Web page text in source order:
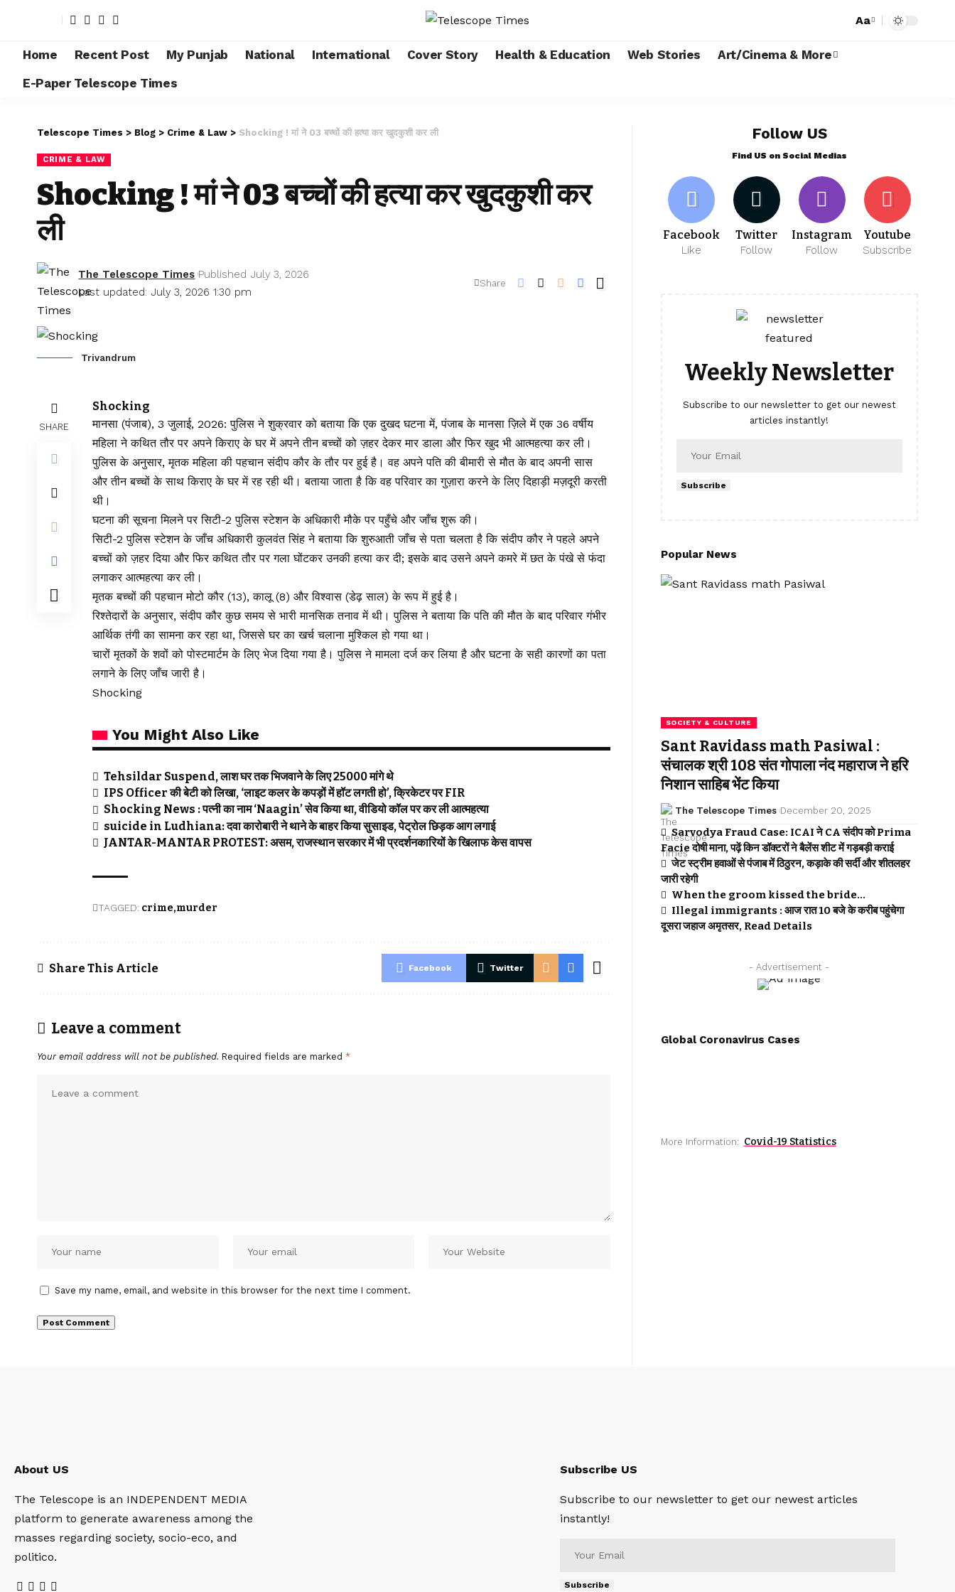
Aa
Home Recent Post My Punjab National International Cover Story Health & Education Web Stories
Art/Cinema & More
E-Paper Telescope Times
Telescope Times > Blog > Crime & Law > Shocking ! मां ने 03 बच्चों की हत्या कर खुदकुशी कर ली
CRIME & LAW
Shocking ! मां ने 03 बच्चों की हत्या कर खुदकुशी कर
ली
Last updated: July 3, 2026 1:30 pm
The Telescope Times Published July 3, 2026
Share
Trivandrum
SHARE
Shocking
मानसा (पंजाब), 3 जुलाई, 2026: पुलिस ने शुक्रवार को बताया कि एक दुखद घटना में, पंजाब के मानसा ज़िले में एक 36 वर्षीय
महिला ने कथित तौर पर अपने किराए के घर में अपने तीन बच्चों को ज़हर देकर मार डाला और फिर खुद भी आत्महत्या कर ली।
पुलिस के अनुसार, मृतक महिला की पहचान संदीप कौर के तौर पर हुई है। वह अपने पति की बीमारी से मौत के बाद अपनी सास
और तीन बच्चों के साथ किराए के घर में रह रही थी। बताया जाता है कि वह परिवार का गुज़ारा करने के लिए दिहाड़ी मज़दूरी करती
थी।
घटना की सूचना मिलने पर सिटी-2 पुलिस स्टेशन के अधिकारी मौके पर पहुँचे और जाँच शुरू की।
सिटी-2 पुलिस स्टेशन के जाँच अधिकारी कुलवंत सिंह ने बताया कि शुरुआती जाँच से पता चलता है कि संदीप कौर ने पहले अपने
बच्चों को ज़हर दिया और फिर कथित तौर पर गला घोंटकर उनकी हत्या कर दी; इसके बाद उसने अपने कमरे में छत के पंखे से फंदा
लगाकर आत्महत्या कर ली।
मृतक बच्चों की पहचान मोटो कौर (13), कालू (8) और विश्वास (डेढ़ साल) के रूप में हुई है।
रिश्तेदारों के अनुसार, संदीप कौर कुछ समय से भारी मानसिक तनाव में थी। पुलिस ने बताया कि पति की मौत के बाद परिवार गंभीर
आर्थिक तंगी का सामना कर रहा था, जिससे घर का खर्च चलाना मुश्किल हो गया था।
चारों मृतकों के शवों को पोस्टमार्टम के लिए भेज दिया गया है। पुलिस ने मामला दर्ज कर लिया है और घटना के सही कारणों का पता
लगाने के लिए जाँच जारी है।
Shocking
You Might Also Like
Tehsildar Suspend, लाश घर तक भिजवाने के लिए ₹25000 मांगे थे
IPS Officer की बेटी को लिखा, ‘लाइट कलर के कपड़ों में हॉट लगती हो’, क्रिकेटर पर FIR
Shocking News : पत्नी का नाम ‘Naagin’ सेव किया था, वीडियो कॉल पर कर ली आत्महत्या
suicide in Ludhiana: दवा कारोबारी ने थाने के बाहर किया सुसाइड, पेट्रोल छिड़क आग लगाई
JANTAR-MANTAR PROTEST: असम, राजस्थान सरकार में भी प्रदर्शनकारियों के खिलाफ केस वापस
TAGGED: crime murder
Share This Article Facebook Twitter
Leave a comment
Your email address will not be published. Required fields are marked *
Save my name, email, and website in this browser for the next time I comment.
Follow US
Find US on Social Medias
Facebook
Like
Twitter
Follow
Instagram
Follow
Youtube
Subscribe
Weekly Newsletter
Subscribe to our newsletter to get our newest
articles instantly!
Subscribe
Popular News
SOCIETY & CULTURE
Sant Ravidass math Pasiwal :
संचालक श्री 108 संत गोपाला नंद महाराज ने हरि
निशान साहिब भेंट किया
The Telescope Times December 20, 2025
Sarvodya Fraud Case: ICAI ने CA संदीप को Prima
Facie दोषी माना, पढ़ें किन डॉक्टरों ने बैलेंस शीट में गड़बड़ी कराई
जेट स्ट्रीम हवाओं से पंजाब में ठिठुरन, कड़ाके की सर्दी और शीतलहर
जारी रहेगी
When the groom kissed the bride…
Illegal immigrants : आज रात 10 बजे के करीब पहुंचेगा
दूसरा जहाज अमृतसर, Read Details
- Advertisement -
Global Coronavirus Cases
More Information: Covid-19 Statistics
About US
The Telescope is an INDEPENDENT MEDIA
platform to generate awareness among the
masses regarding society, socio-eco, and
politico.
Subscribe US
Subscribe to our newsletter to get our newest articles
instantly!
Subscribe